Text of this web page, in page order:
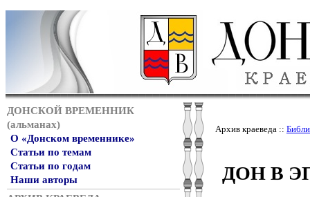
ДОНСКОЙ ВРЕМЕННИК
(альманах)
О «Донском временнике»
Статьи по темам
Статьи по годам
Наши авторы
Архив краеведа ::
ДОН В